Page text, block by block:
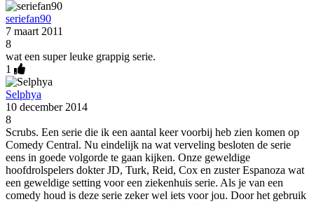
seriefan90
7 maart 2011
8
wat een super leuke grappig serie.
1
Selphya
10 december 2014
8
Scrubs. Een serie die ik een aantal keer voorbij heb zien komen op
Comedy Central. Nu eindelijk na wat verveling besloten de serie
eens in goede volgorde te gaan kijken. Onze geweldige
hoofdrolspelers dokter JD, Turk, Reid, Cox en zuster Espanoza wat
een geweldige setting voor een ziekenhuis serie. Als je van een
comedy houd is deze serie zeker wel iets voor jou. Door het gebruik